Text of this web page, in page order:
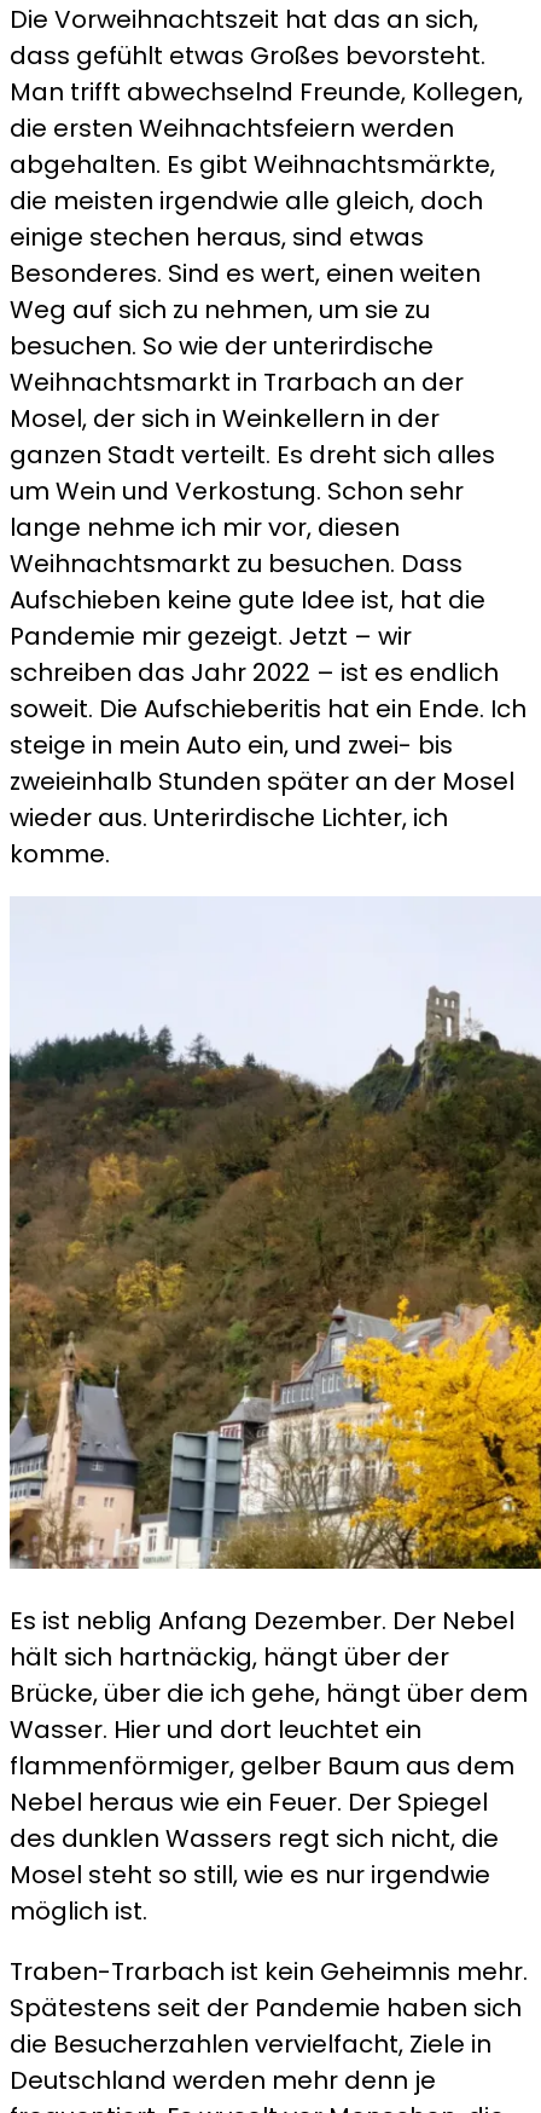
Weihnachtsmarkt
in
Traben-
Trarbach
Die Vorweihnachtszeit hat das an sich,
dass gefühlt etwas Großes bevorsteht.
Man trifft abwechselnd Freunde, Kollegen,
die ersten Weihnachtsfeiern werden
abgehalten. Es gibt Weihnachtsmärkte,
die meisten irgendwie alle gleich, doch
einige stechen heraus, sind etwas
Besonderes. Sind es wert, einen weiten
Weg auf sich zu nehmen, um sie zu
besuchen. So wie der unterirdische
Weihnachtsmarkt in Trarbach an der
Mosel, der sich in Weinkellern in der
ganzen Stadt verteilt. Es dreht sich alles
um Wein und Verkostung. Schon sehr
lange nehme ich mir vor, diesen
Weihnachtsmarkt zu besuchen. Dass
Aufschieben keine gute Idee ist, hat die
Pandemie mir gezeigt. Jetzt – wir
schreiben das Jahr 2022 – ist es endlich
soweit. Die Aufschieberitis hat ein Ende. Ich
steige in mein Auto ein, und zwei- bis
zweieinhalb Stunden später an der Mosel
wieder aus. Unterirdische Lichter, ich
komme.
Es ist neblig Anfang Dezember. Der Nebel
hält sich hartnäckig, hängt über der
Brücke, über die ich gehe, hängt über dem
Wasser. Hier und dort leuchtet ein
flammenförmiger, gelber Baum aus dem
Nebel heraus wie ein Feuer. Der Spiegel
des dunklen Wassers regt sich nicht, die
Mosel steht so still, wie es nur irgendwie
möglich ist.
Traben-Trarbach ist kein Geheimnis mehr.
Spätestens seit der Pandemie haben sich
die Besucherzahlen vervielfacht, Ziele in
Deutschland werden mehr denn je